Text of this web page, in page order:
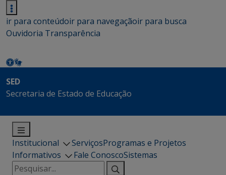
ir para conteúdoir para navegaçãoir para busca
Ouvidoria Transparência
SED
Secretaria de Estado de Educação
Institucional ServiçosProgramas e Projetos
Informativos
Fale ConoscoSistemas
Pesquisar